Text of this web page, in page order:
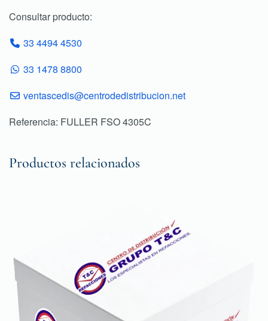
Consultar producto:
33 4494 4530
33 1478 8800
ventascedis@centrodedistribucion.net
Referencia: FULLER FSO 4305C
Productos relacionados